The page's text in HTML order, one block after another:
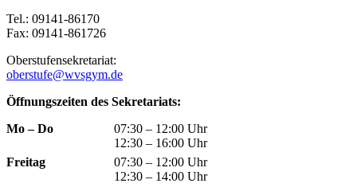
Tel.: 09141-86170
Fax: 09141-861726
Oberstufensekretariat:
oberstufe@wvsgym.de
Öffnungszeiten des Sekretariats:
Mo – Do
07:30 – 12:00 Uhr
12:30 – 16:00 Uhr
Freitag
07:30 – 12:00 Uhr
12:30 – 14:00 Uhr